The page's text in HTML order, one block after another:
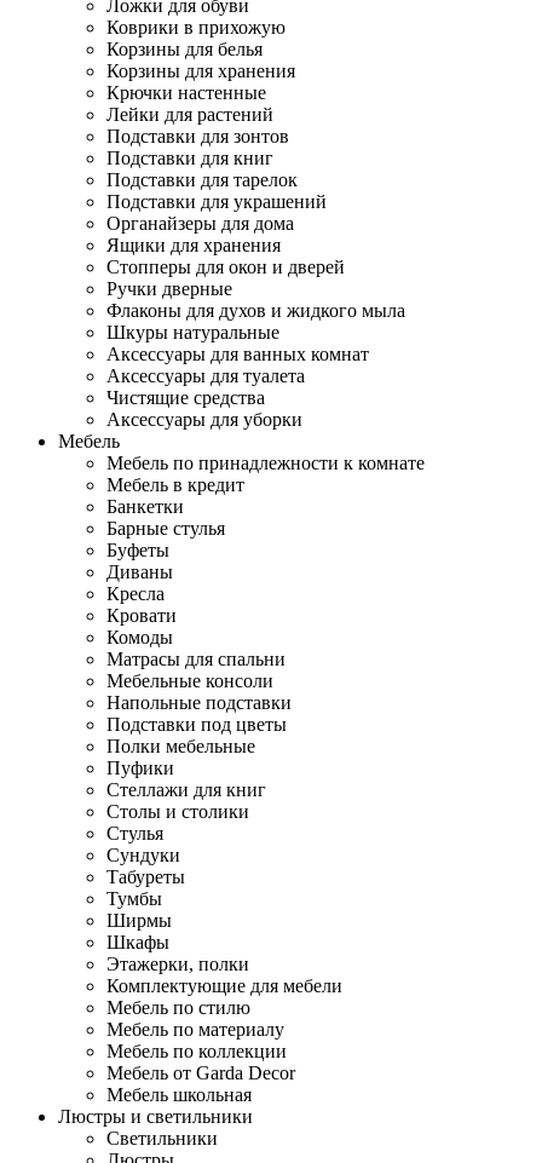
Ложки для обуви
Коврики в прихожую
Корзины для белья
Корзины для хранения
Крючки настенные
Лейки для растений
Подставки для зонтов
Подставки для книг
Подставки для тарелок
Подставки для украшений
Органайзеры для дома
Ящики для хранения
Стопперы для окон и дверей
Ручки дверные
Флаконы для духов и жидкого мыла
Шкуры натуральные
Аксессуары для ванных комнат
Аксессуары для туалета
Чистящие средства
Аксессуары для уборки
Мебель
Мебель по принадлежности к комнате
Мебель в кредит
Банкетки
Барные стулья
Буфеты
Диваны
Кресла
Кровати
Комоды
Матрасы для спальни
Мебельные консоли
Напольные подставки
Подставки под цветы
Полки мебельные
Пуфики
Стеллажи для книг
Столы и столики
Стулья
Сундуки
Табуреты
Тумбы
Ширмы
Шкафы
Этажерки, полки
Комплектующие для мебели
Мебель по стилю
Мебель по материалу
Мебель по коллекции
Мебель от Garda Decor
Мебель школьная
Люстры и светильники
Светильники